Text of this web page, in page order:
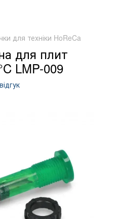
для техніки HoReCa
для плит
LMP-009